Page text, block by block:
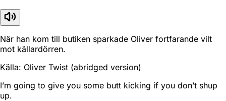
När han kom till butiken sparkade Oliver fortfarande vilt
mot källardörren.
Källa: Oliver Twist (abridged version)
I’m going to give you some butt kicking if you don’t shup
up.